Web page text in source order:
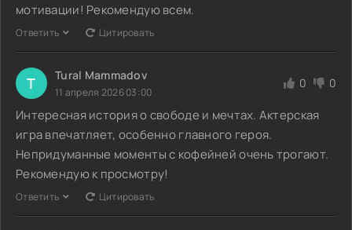
мотивации! Рекомендую всем.
Ответить Цитировать
T Tural Mammadov
11 апреля 2026 03:00
0 0
Интересная история о свободе и мечтах. Актерская
игра впечатляет, особенно главного героя.
Непридуманные моменты с кофейней очень трогают.
Рекомендую к просмотру!
Ответить Цитировать